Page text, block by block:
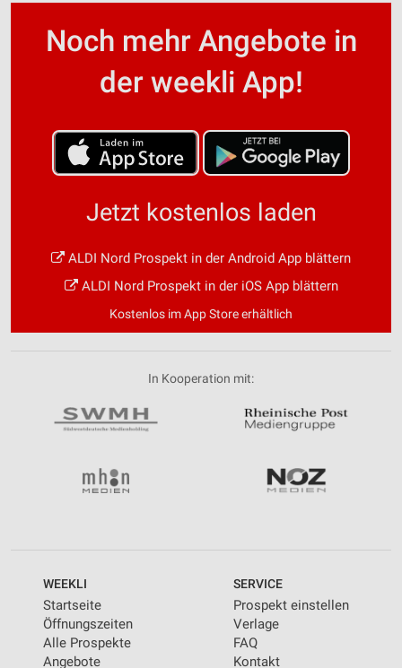
Noch mehr Angebote in
der weekli App!
Jetzt kostenlos laden
ALDI Nord Prospekt in der Android App blättern
ALDI Nord Prospekt in der iOS App blättern
Kostenlos im App Store erhältlich
In Kooperation mit:
WEEKLI
Startseite
Öffnungszeiten
Alle Prospekte
Angebote
SERVICE
Prospekt einstellen
Verlage
FAQ
Kontakt